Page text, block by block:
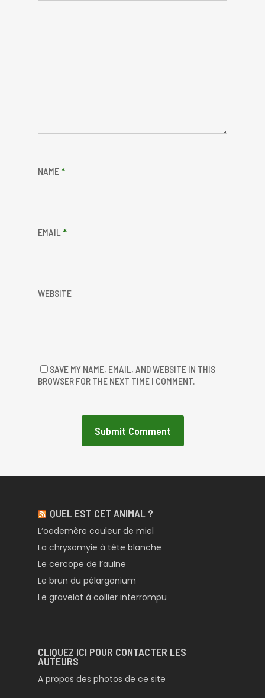
NAME *
EMAIL *
WEBSITE
SAVE MY NAME, EMAIL, AND WEBSITE IN THIS
BROWSER FOR THE NEXT TIME I COMMENT.
QUEL EST CET ANIMAL ?
L’oedemère couleur de miel
La chrysomyie à tête blanche
Le cercope de l’aulne
Le brun du pélargonium
Le gravelot à collier interrompu
CLIQUEZ ICI POUR CONTACTER LES
AUTEURS
A propos des photos de ce site